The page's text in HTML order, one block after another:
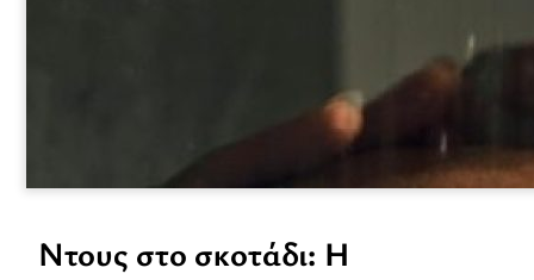
Ντους στο σκοτάδι: Η